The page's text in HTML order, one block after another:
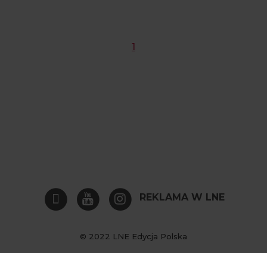
1
REKLAMA W LNE
© 2022 LNE Edycja Polska